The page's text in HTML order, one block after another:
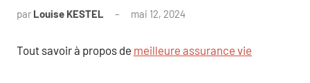
par Louise KESTEL mai 12, 2024
Tout savoir à propos de meilleure assurance vie